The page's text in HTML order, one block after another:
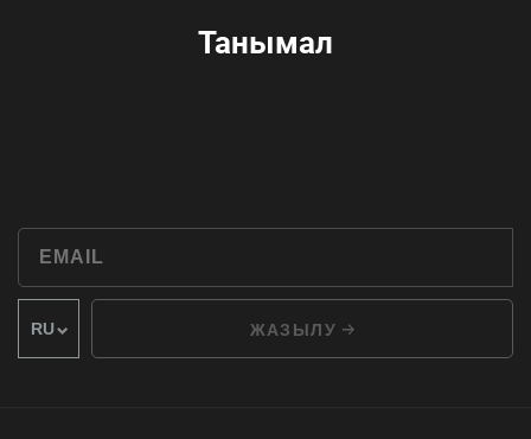
Танымал
ЖАЗЫЛУ